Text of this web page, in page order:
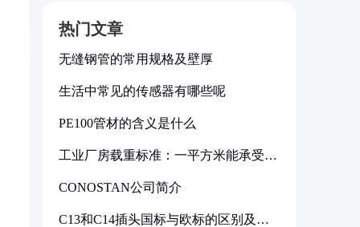
热门文章
无缝钢管的常用规格及壁厚
生活中常见的传感器有哪些呢
PE100管材的含义是什么
工业厂房载重标准：一平方米能承受多
CONOSTAN公司简介
C13和C14插头国标与欧标的区别及其